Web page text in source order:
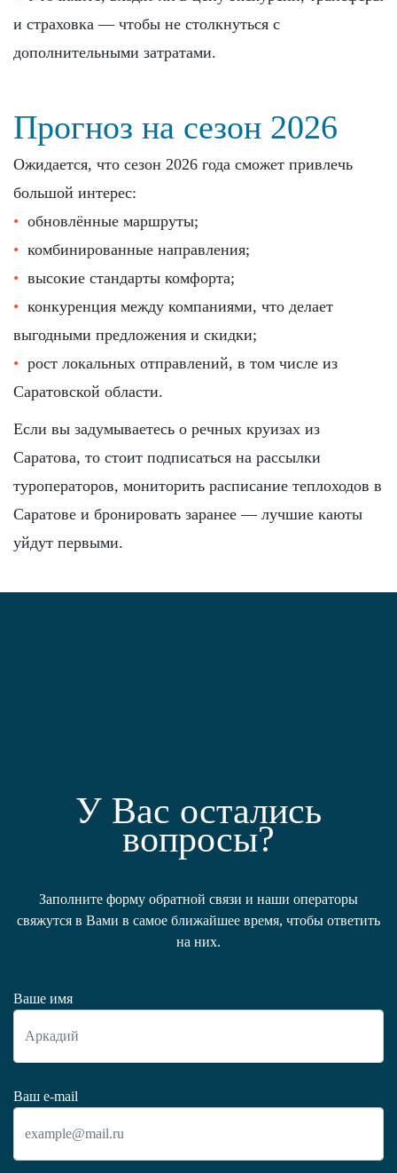
и страховка — чтобы не столкнуться с
дополнительными затратами.
Прогноз на сезон 2026
Ожидается, что сезон 2026 года сможет привлечь
большой интерес:
обновлённые маршруты;
комбинированные направления;
высокие стандарты комфорта;
конкуренция между компаниями, что делает
выгодными предложения и скидки;
рост локальных отправлений, в том числе из
Саратовской области.
Если вы задумываетесь о речных круизах из
Саратова, то стоит подписаться на рассылки
туроператоров, мониторить расписание теплоходов в
Саратове и бронировать заранее — лучшие каюты
уйдут первыми.
У Вас остались
вопросы?
Заполните форму обратной связи и наши операторы
свяжутся в Вами в самое ближайшее время, чтобы ответить
на них.
Ваше имя
Ваш e-mail